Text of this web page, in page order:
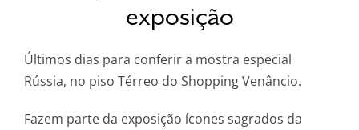
exposição
Últimos dias para conferir a mostra especial
Rússia, no piso Térreo do Shopping Venâncio.
Fazem parte da exposição ícones sagrados da